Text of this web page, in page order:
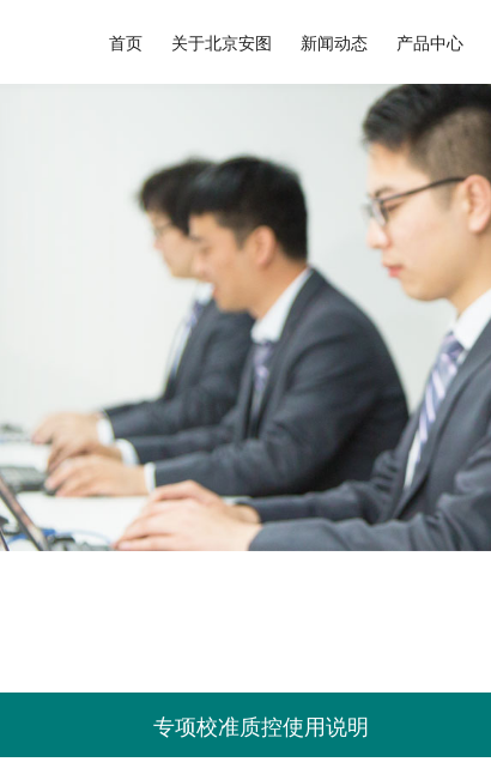
首页 关于北京安图 新闻动态 产品中心
专项校准质控使用说明